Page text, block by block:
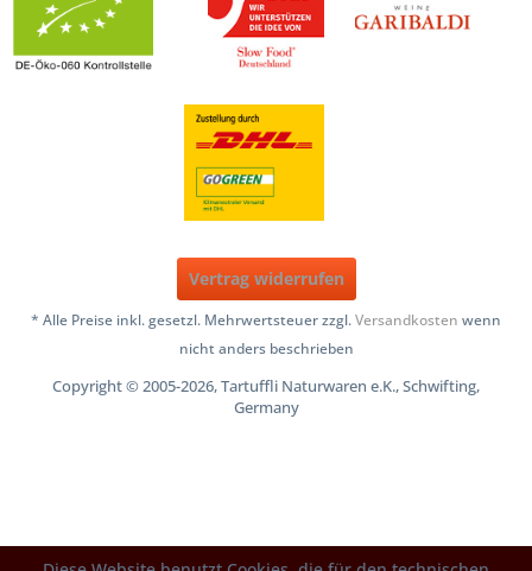
Vertrag widerrufen
* Alle Preise inkl. gesetzl. Mehrwertsteuer zzgl.Versandkosten wenn
nicht anders beschrieben
Copyright © 2005-2026, Tartuffli Naturwaren e.K., Schwifting,
Germany